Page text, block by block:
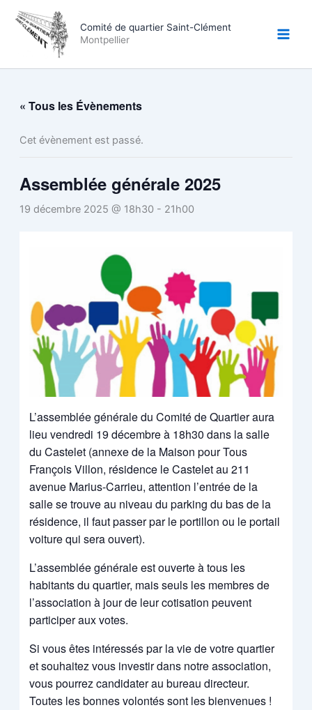
Aller
contenu
Comité de quartier Saint-Clément
Montpellier
« Tous les Évènements
Cet évènement est passé.
Assemblée générale 2025
19 décembre 2025 @ 18h30 - 21h00
L’assemblée générale du Comité de Quartier aura
lieu vendredi 19 décembre à 18h30 dans la salle
du Castelet (annexe de la Maison pour Tous
François Villon, résidence le Castelet au 211
avenue Marius-Carrieu, attention l’entrée de la
salle se trouve au niveau du parking du bas de la
résidence, il faut passer par le portillon ou le portail
voiture qui sera ouvert).
L’assemblée générale est ouverte à tous les
habitants du quartier, mais seuls les membres de
l’association à jour de leur cotisation peuvent
participer aux votes.
Si vous êtes intéressés par la vie de votre quartier
et souhaitez vous investir dans notre association,
vous pourrez candidater au bureau directeur.
Toutes les bonnes volontés sont les bienvenues !